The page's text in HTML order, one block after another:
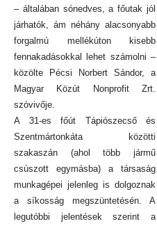
– általában sónedves, a főutak jól
járhatók, ám néhány alacsonyabb
forgalmú mellékúton kisebb
fennakadásokkal lehet számolni –
közölte Pécsi Norbert Sándor, a
Magyar Közút Nonprofit Zrt.
szóvivője.
A 31-es főút Tápiószecső és
Szentmártonkáta közötti
szakaszán (ahol több jármű
csúszott egymásba) a társaság
munkagépei jelenleg is dolgoznak
a síkosság megszüntetésén. A
legutóbbi jelentések szerint a